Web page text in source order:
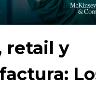
retail y